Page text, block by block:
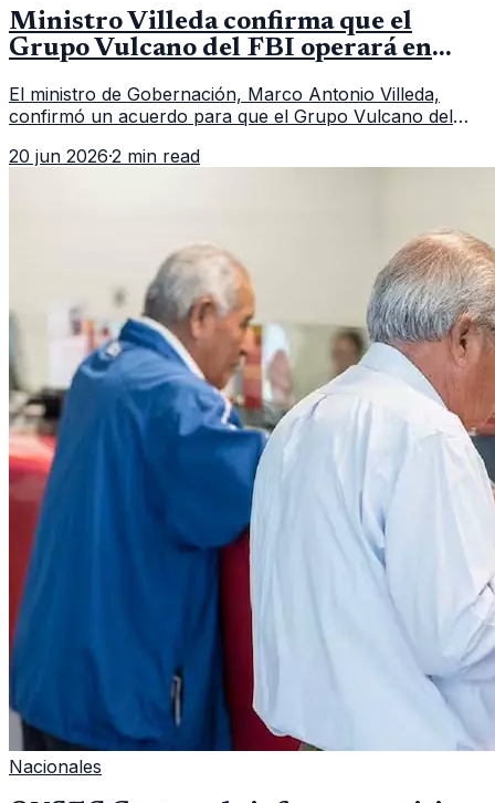
Ministro Villeda confirma que el
Grupo Vulcano del FBI operará en
El ministro de Gobernación, Marco Antonio Villeda,
confirmó un acuerdo para que el Grupo Vulcano del
fallido con la administración anterior del Ministerio
20 jun 2026·2 min read
Nacionales